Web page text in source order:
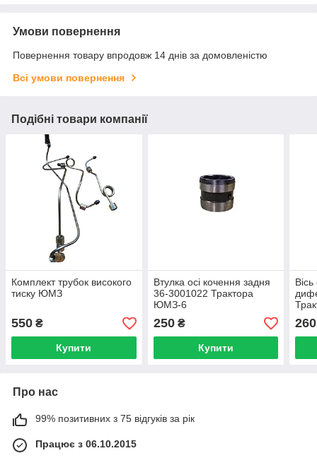
Умови повернення
Повернення товару впродовж 14 днів за домовленістю
Всі умови повернення
Подібні товари компанії
Комплект трубок високого
тиску ЮМЗ
550 ₴
Купити
Втулка осі кочення задня
36-3001022 Трактора
ЮМЗ-6
250₴
Купити
Вісь
260
Про нас
99% позитивних з 75 відгуків за рік
Працює з 06.10.2015